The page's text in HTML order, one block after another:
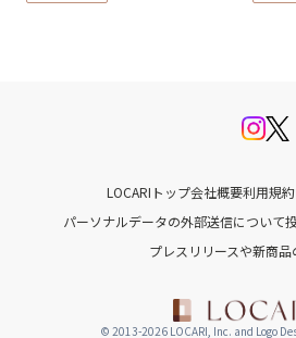
LOCARIトップ会社概要利用規約
パーソナルデータの外部送信について
プレスリリースや新商
© 2013-2026 LOCARI, Inc. and Logo